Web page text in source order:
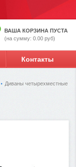
ВАША КОРЗИНА ПУСТА
(на сумму: 0.00 руб)
Контакты
Диваны четырехместные